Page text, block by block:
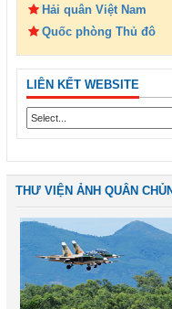
Hải quân Việt Nam
Quốc phòng Thủ đô
LIÊN KẾT WEBSITE
THƯ VIỆN ẢNH QUÂN